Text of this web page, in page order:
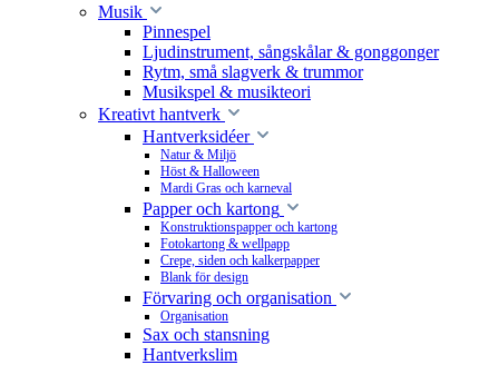
Musik
Pinnespel
Ljudinstrument, sångskålar & gonggonger
Rytm, små slagverk & trummor
Musikspel & musikteori
Kreativt hantverk
Hantverksidéer
Natur & Miljö
Höst & Halloween
Mardi Gras och karneval
Papper och kartong
Konstruktionspapper och kartong
Fotokartong & wellpapp
Crepe, siden och kalkerpapper
Blank för design
Förvaring och organisation
Organisation
Sax och stansning
Hantverkslim